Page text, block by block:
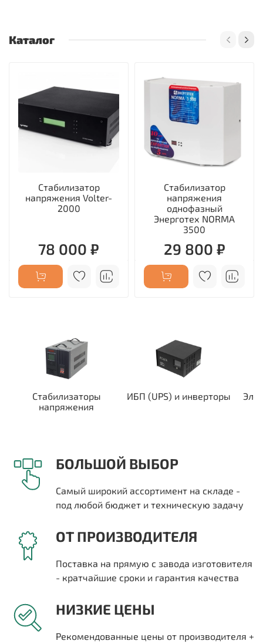
Каталог
Стабилизатор
напряжения Volter-
2000
78 000 ₽
Стабилизатор
напряжения
однофазный
Энерготех NORMA
3500
29 800 ₽
Стабилизаторы
напряжения
ИБП (UPS) и инверторы
БОЛЬШОЙ ВЫБОР
Самый широкий ассортимент на складе -
под любой бюджет и техническую задачу
ОТ ПРОИЗВОДИТЕЛЯ
Поставка на прямую с завода изготовителя
- кратчайшие сроки и гарантия качества
НИЗКИЕ ЦЕНЫ
Рекомендованные цены от производителя +